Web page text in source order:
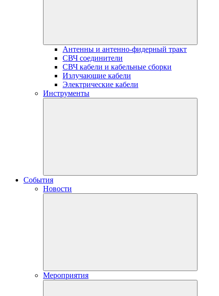
Антенны и антенно-фидерный тракт
СВЧ соединители
СВЧ кабели и кабельные сборки
Излучающие кабели
Электрические кабели
Инструменты
События
Новости
Мероприятия